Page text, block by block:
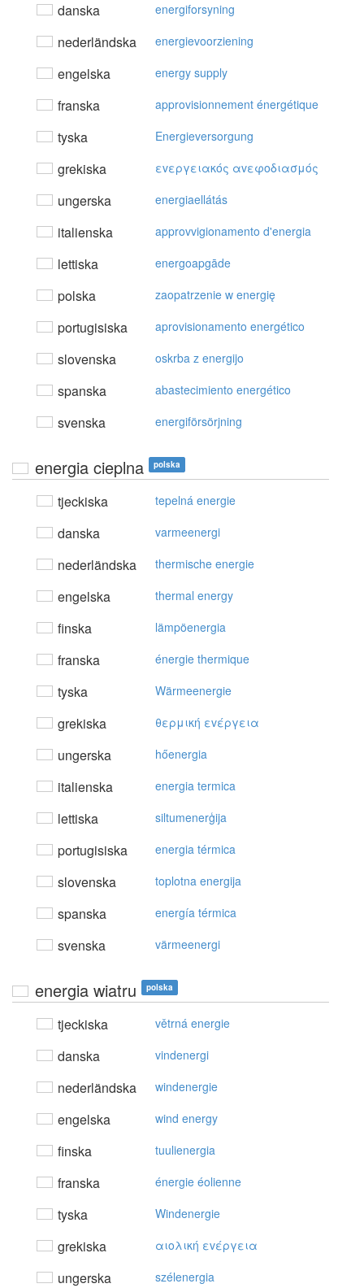
danska energiforsyning
nederländska energievoorziening
engelska energy supply
franska approvisionnement énergétique
tyska Energieversorgung
grekiska εvεργειακός αvεφoδιασμός
ungerska energiaellátás
italienska approvvigionamento d'energia
lettiska energoapgāde
polska zaopatrzenie w energię
portugisiska aprovisionamento energético
slovenska oskrba z energijo
spanska abastecimiento energético
svenska energiförsörjning
energia cieplna polska
tjeckiska tepelná energie
danska varmeenergi
nederländska thermische energie
engelska thermal energy
finska lämpöenergia
franska énergie thermique
tyska Wärmeenergie
grekiska θερμική εvέργεια
ungerska hőenergia
italienska energia termica
lettiska siltumenerģija
portugisiska energia térmica
slovenska toplotna energija
spanska energía térmica
svenska värmeenergi
energia wiatru polska
tjeckiska větrná energie
danska vindenergi
nederländska windenergie
engelska wind energy
finska tuulienergia
franska énergie éolienne
tyska Windenergie
grekiska αιoλική εvέργεια
ungerska szélenergia